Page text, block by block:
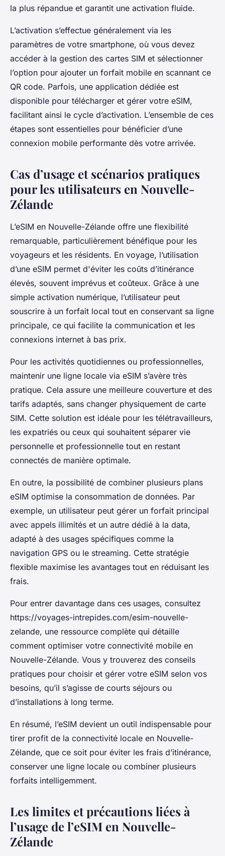
la plus répandue et garantit une activation fluide.
L’activation s’effectue généralement via les
paramètres de votre smartphone, où vous devez
accéder à la gestion des cartes SIM et sélectionner
l’option pour ajouter un forfait mobile en scannant ce
QR code. Parfois, une application dédiée est
disponible pour télécharger et gérer votre eSIM,
facilitant ainsi le cycle d’activation. L’ensemble de ces
étapes sont essentielles pour bénéficier d’une
connexion mobile performante dès votre arrivée.
Cas d’usage et scénarios pratiques
pour les utilisateurs en Nouvelle-
Zélande
L’eSIM en Nouvelle-Zélande offre une flexibilité
remarquable, particulièrement bénéfique pour les
voyageurs et les résidents. En voyage, l’utilisation
d’une eSIM permet d'éviter les coûts d’itinérance
élevés, souvent imprévus et coûteux. Grâce à une
simple activation numérique, l’utilisateur peut
souscrire à un forfait local tout en conservant sa ligne
principale, ce qui facilite la communication et les
connexions internet à bas prix.
Pour les activités quotidiennes ou professionnelles,
maintenir une ligne locale via eSIM s’avère très
pratique. Cela assure une meilleure couverture et des
tarifs adaptés, sans changer physiquement de carte
SIM. Cette solution est idéale pour les télétravailleurs,
les expatriés ou ceux qui souhaitent séparer vie
personnelle et professionnelle tout en restant
connectés de manière optimale.
En outre, la possibilité de combiner plusieurs plans
eSIM optimise la consommation de données. Par
exemple, un utilisateur peut gérer un forfait principal
avec appels illimités et un autre dédié à la data,
adapté à des usages spécifiques comme la
navigation GPS ou le streaming. Cette stratégie
flexible maximise les avantages tout en réduisant les
frais.
Pour entrer davantage dans ces usages, consultez
https://voyages-intrepides.com/esim-nouvelle-
zelande, une ressource complète qui détaille
comment optimiser votre connectivité mobile en
Nouvelle-Zélande. Vous y trouverez des conseils
pratiques pour choisir et gérer votre eSIM selon vos
besoins, qu’il s’agisse de courts séjours ou
d’installations à long terme.
En résumé, l’eSIM devient un outil indispensable pour
tirer profit de la connectivité locale en Nouvelle-
Zélande, que ce soit pour éviter les frais d’itinérance,
conserver une ligne locale ou combiner plusieurs
forfaits intelligemment.
Les limites et précautions liées à
l’usage de l’eSIM en Nouvelle-
Zélande